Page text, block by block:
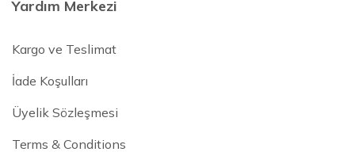
Yardım Merkezi
Kargo ve Teslimat
İade Koşulları
Üyelik Sözleşmesi
Terms & Conditions